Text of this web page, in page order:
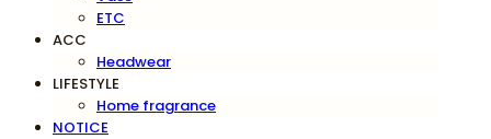
ETC
ACC
Headwear
LIFESTYLE
Home fragrance
NOTICE